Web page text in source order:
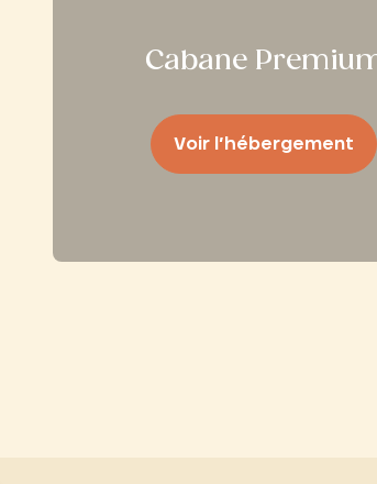
Cabane
Voir l’hébergement